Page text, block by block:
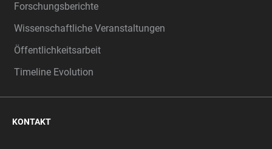
Forschungsberichte
Wissenschaftliche Veranstaltungen
Öffentlichkeitsarbeit
Timeline Evolution
KONTAKT